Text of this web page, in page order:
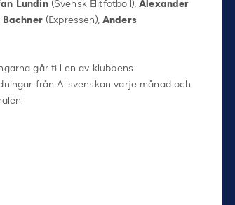
Lundin(Svensk Elitfotboll),Alexander
Bachner (Expressen), Anders
går till en av klubbens
från Allsvenskan varje månad och